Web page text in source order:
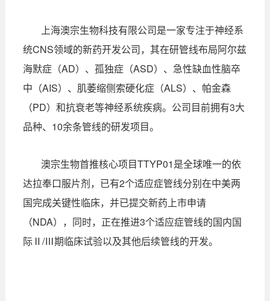
上海澳宗生物科技有限公司是一家专注于神经系
统CNS领域的新药开发公司，其在研管线布局阿尔兹
海默症（AD）、孤独症（ASD）、急性缺血性脑卒
中（AIS）、肌萎缩侧索硬化症（ALS）、帕金森
（PD）和抗衰老等神经系统疾病。公司目前拥有3大
品种、10余条管线的研发项目。
澳宗生物首推核心项目TTYP01是全球唯一的依
达拉奉口服片剂，已有2个适应症管线分别在中美两
国完成关键性临床，并已提交新药上市申请
（NDA），同时，正在推进3个适应症管线的国内国
际Ⅱ/Ⅲ期临床试验以及其他后续管线的开发。